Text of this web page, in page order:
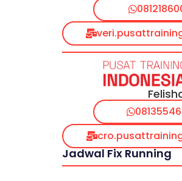
Jadwal Fix Running